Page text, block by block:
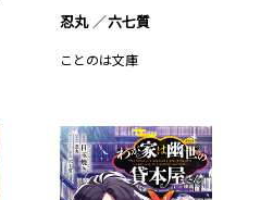
忍丸 六七質
ことのは文庫